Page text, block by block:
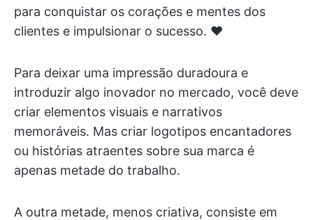
para conquistar os corações e mentes dos
clientes e impulsionar o sucesso. ♥️
Para deixar uma impressão duradoura e
introduzir algo inovador no mercado, você deve
criar elementos visuais e narrativos
memoráveis. Mas criar logotipos encantadores
ou histórias atraentes sobre sua marca é
apenas metade do trabalho.
A outra metade, menos criativa, consiste em